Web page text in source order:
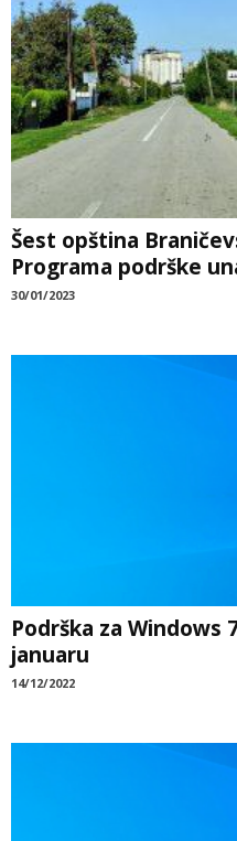
Šest opština
Programa podrške
30/01/2023
Podrška za
januaru
14/12/2022